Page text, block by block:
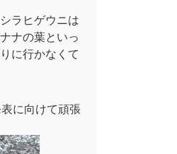
ラヒゲウニは
ナの葉といっ
に行かなくて
に向けて頑張